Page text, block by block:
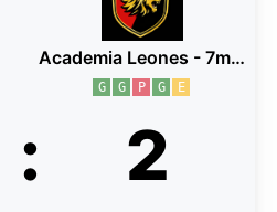
: 2
Academia Leones - 7ma Rojo
G G P G E